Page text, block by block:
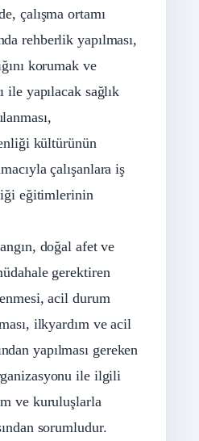
çalışma ortamı
rehberlik yapılması,
korumak ve
ile yapılacak sağlık
kültürünün
çalışanlara iş
eğitimlerinin
doğal afet ve
gerektiren
acil durum
ilkyardım ve acil
yapılması gereken
ile ilgili
ve kuruluşlarla
sorumludur.